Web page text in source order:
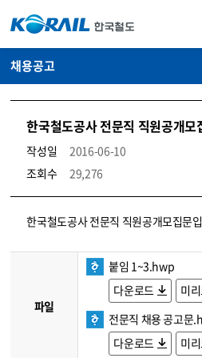
채용공고
한국철도공사 전문직 직원공개
작성일
2016-06-10
조회수
29,276
코레일소개_경영공시_채용공고 상세보기 – 내용, 파일, 담당자 연락처로 구성
한국철도공사 전문직 직원공개모집문
파일
붙임 1~3.hwp
다운로드
미
전문직 채용 공고문
다운로드
미